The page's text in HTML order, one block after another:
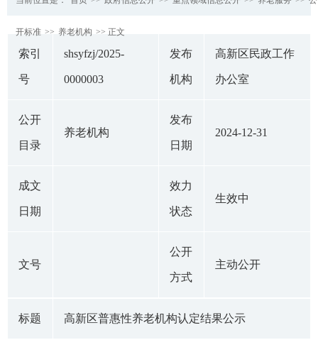
开标准 >> 养老机构 >> 正文
索引
号
shsyfzj/2025-
0000003
发布
机构
高新区民政工作
办公室
公开
目录
养老机构
发布
日期
2024-12-31
成文
日期
效力
状态
生效中
文号
公开
方式
主动公开
标题 高新区普惠性养老机构认定结果公示